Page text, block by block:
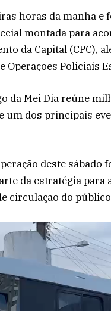
horas da manhã e
montada para
da Capital (CPC),
Operações Policiais
da Mei Dia reúne
um dos principais
deste sábado
da estratégia
circulação do